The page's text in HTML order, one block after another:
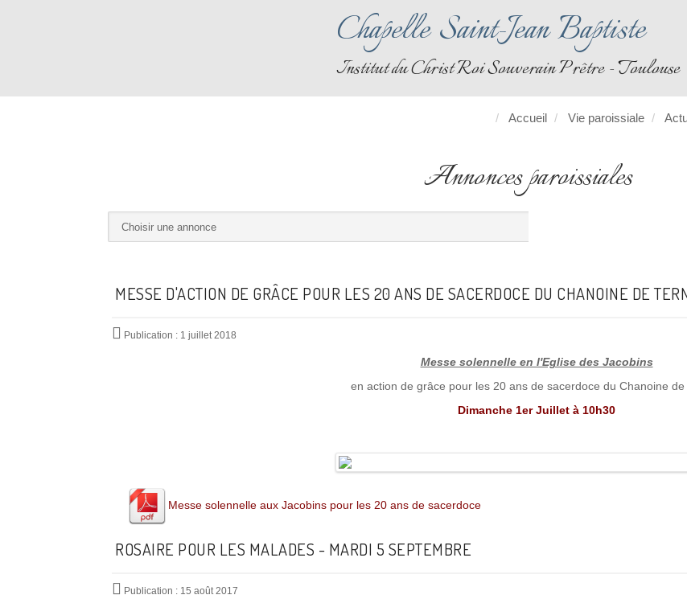
Chapelle Saint-Jean Baptiste
Institut du Christ Roi Souverain Prêtre - Toulouse
Accueil Vie paroissiale
Annonces paroissiales
MESSE D'ACTION DE GRÂCE POUR LES 20 ANS DE SACERDOCE DU CHANOINE DE
Publication : 1 juillet 2018
Messe solennelle en l'Eglise des Jacobins
en action de grâce pour les 20 ans de sacerdoce du Chanoine de
Dimanche 1er Juillet à 10h30
Messe solennelle aux Jacobins pour les 20 ans de sacerdoce
ROSAIRE POUR LES MALADES - MARDI 5 SEPTEMBRE
Publication : 15 août 2017